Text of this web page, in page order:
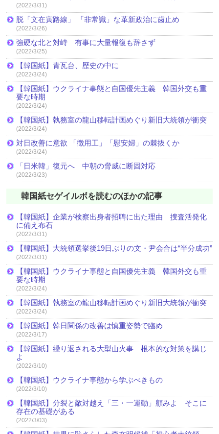
(2022/3/31)
脱「文在寅路線」 「非常識」な革新政治に歯止め
(2022/3/26)
強硬な北と対峙 有事に大量報復も辞さず
(2022/3/25)
【韓国紙】青瓦台、歴史の中に
(2022/3/24)
【韓国紙】ウクライナ事態と自国優先主義 韓国外交も重
要な時期
(2022/3/24)
【韓国紙】執務室の龍山移転計画めぐり新旧大統領が衝突
(2022/3/24)
対日改善に意欲 「徴用工」「慰安婦」の棘抜くか
(2022/3/24)
「日米韓」復元へ 中朝の脅威に断固対応
(2022/3/23)
韓国紙セゲイルボを読むのほかの記事
【韓国紙】企業が検察出身者招聘に出た理由 捜査活発化
に備え布石
(2022/3/31)
【韓国紙】大統領選挙後19日ぶりの文・尹会合は“半分成功”
(2022/3/31)
【韓国紙】ウクライナ事態と自国優先主義 韓国外交も重
要な時期
(2022/3/24)
【韓国紙】執務室の龍山移転計画めぐり新旧大統領が衝突
(2022/3/24)
【韓国紙】韓日関係の改善は慎重姿勢で臨め
(2022/3/17)
【韓国紙】繰り返される大型山火事 根本的な対策を講じ
よ
(2022/3/10)
【韓国紙】ウクライナ事態から学ぶべきもの
(2022/3/10)
【韓国紙】分裂と敵対越え「三・一運動」顧みよ そこに
存在の基礎がある
(2022/3/03)